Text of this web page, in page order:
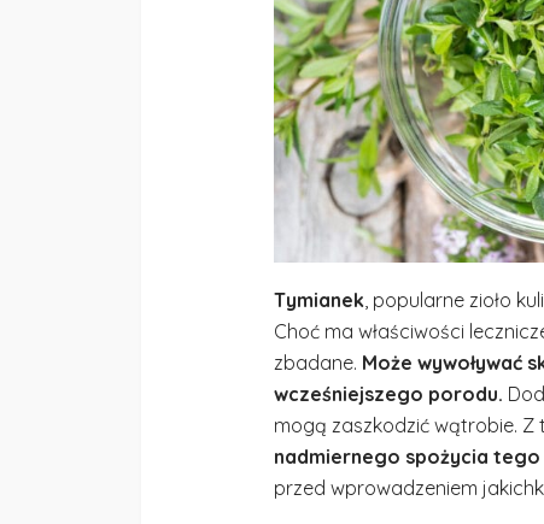
Tymianek, popularne zioło
Choć ma właściwości
zbadane. Może wywoływać
wcześniejszego porodu.
mogą zaszkodzić wątrobie. Z
nadmiernego spożycia tego
przed wprowadzeniem